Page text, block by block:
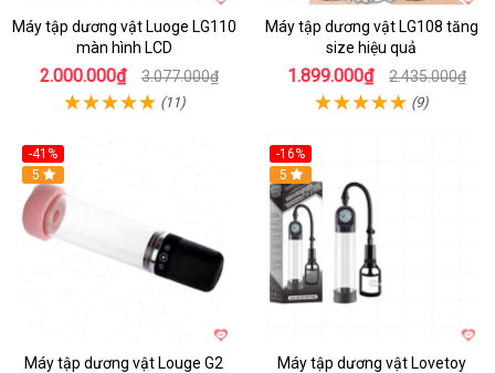
Máy tập dương vật Luoge LG110
màn hình LCD
2.000.000₫ 3.077.000₫
(11)
Máy tập dương vật LG108 tăng
size hiệu quả
1.899.000₫ 2.435.000₫
(9)
-41%
Hot
5
Máy tập dương vật Louge G2
-16%
Hot
5
Máy tập dương vật Lovetoy